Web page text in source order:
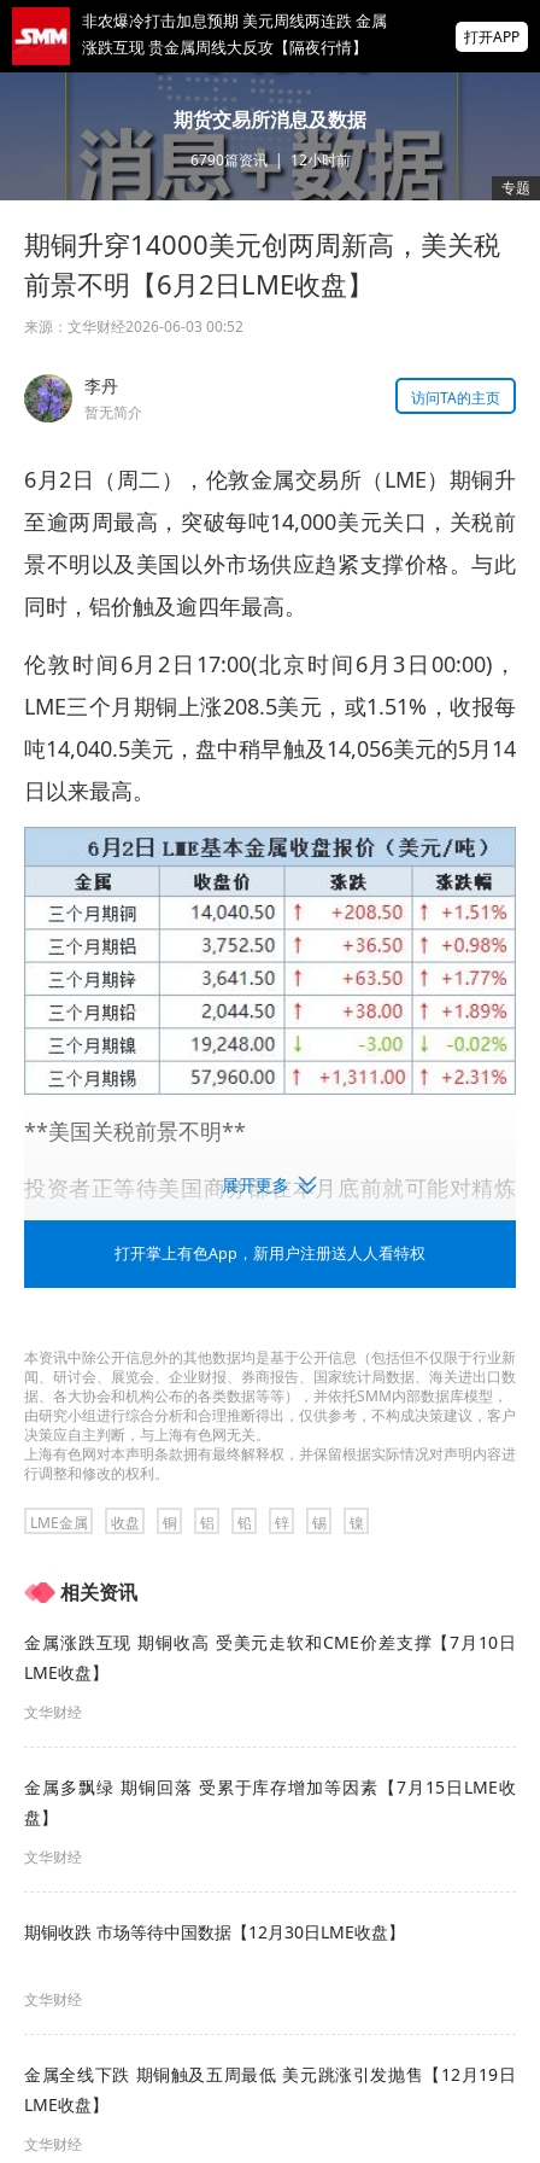
非农爆冷打击加息预期 美元周线两连跌 金属
涨跌互现 贵金属周线大反攻【隔夜行情】
2026 SMM锌业大会圆满落幕！大咖云集 共
寻锌行业破局发展新机遇
美国拟投30亿美元扶持关键矿产
掌上有色
打开APP
期货交易所消息及数据
6790篇资讯| 12小时前
专题
期铜升穿14000美元创两周新高，美关税
前景不明【6月2日LME收盘】
来源： 文华财经2026-06-03 00:52
李丹
暂无简介
访问TA的主页
6月2日（周二），伦敦金属交易所（LME）期铜升
至逾两周最高，突破每吨14,000美元关口，关税前
景不明以及美国以外市场供应趋紧支撑价格。与此
同时，铝价触及逾四年最高。
伦敦时间6月2日17:00(北京时间6月3日00:00)，
LME三个月期铜上涨208.5美元，或1.51%，收报每
吨14,040.5美元，盘中稍早触及14,056美元的5月14
日以来最高。
**美国关税前景不明**
投资者正等待美国商务部在本月底前就可能对精炼
铜进口征收关税一事提出建议。这一关税预期曾在
去年推动铜价上涨，但最终并未落地。
在美国接触的投资者正在考虑未来几周买入美国铜
业股票。 他称：“因为去年这一策略奏效了，也许今
年也会奏效。”
不过他补充称，当前高企的铜价根本无法反映基本
朗普当天签署文件，依据《1962年贸易扩展法》第
该文件，调整后的关税措施将从8日开始实施，但从
2028年1月1日开始将恢复适用现行关税税率。
COMEX期铜上涨2.1%，较LME期铜的升水扩大，从
根据BCA Research分析师的观点，尽管铜价与潜在
需求基本面日益脱节，但短期内仍可能获得支撑。
该机构已将其在大宗商品配置框架中对铜的评级
展开更多
打开掌上有色App ，新用户注册送人人看特权
本资讯中除公开信息外的其他数据均是基于公开信息（包括但不仅限于行业新
闻、研讨会、展览会、企业财报、券商报告、国家统计局数据、海关进出口数
据、各大协会和机构公布的各类数据等等），并依托SMM内部数据库模型，
由研究小组进行综合分析和合理推断得出，仅供参考，不构成决策建议，客户
决策应自主判断，与上海有色网无关。
上海有色网对本声明条款拥有最终解释权，并保留根据实际情况对声明内容进
行调整和修改的权利。
LME金属 收盘 铜 铝 铅 锌 锡 镍
相关资讯
金属涨跌互现 期铜收高 受美元走软和CME价差支撑【7月10日
LME收盘】
文华财经
金属多飘绿 期铜回落 受累于库存增加等因素【7月15日LME收
盘】
文华财经
期铜收跌 市场等待中国数据【12月30日LME收盘】
文华财经
金属全线下跌 期铜触及五周最低 美元跳涨引发抛售【12月19日
LME收盘】
文华财经